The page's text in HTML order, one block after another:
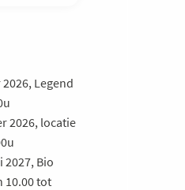
Legend
2026, locatie
Bio
10.00 tot